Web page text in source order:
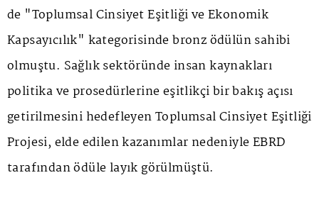
de "Toplumsal Cinsiyet Eşitliği ve Ekonomik
Kapsayıcılık" kategorisinde bronz ödülün sahibi
olmuştu. Sağlık sektöründe insan kaynakları
politika ve prosedürlerine eşitlikçi bir bakış açısı
getirilmesini hedefleyen Toplumsal Cinsiyet Eşitliği
Projesi, elde edilen kazanımlar nedeniyle EBRD
tarafından ödüle layık görülmüştü.